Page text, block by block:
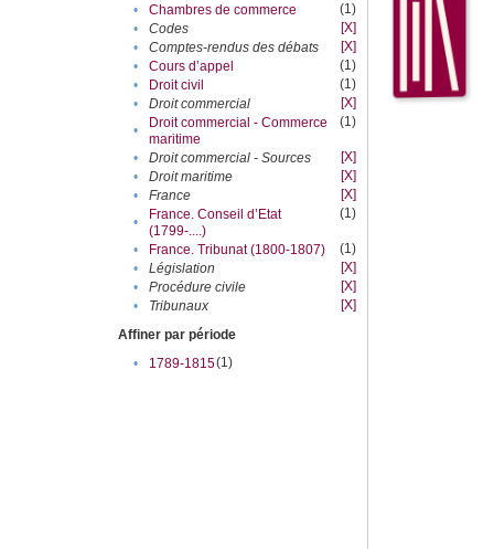
•
Chambres de commerce
(1)
•
Codes
[X]
•
Comptes-rendus des débats
[X]
•
Cours d’appel
(1)
•
Droit civil
(1)
•
Droit commercial
[X]
•
Droit commercial - Commerce
maritime
(1)
• Droit commercial - Sources
[X]
•
Droit maritime
[X]
•
France
[X]
•
France. Conseil d’Etat
(1799-....)
(1)
• France. Tribunat (1800-1807)
(1)
•
Législation
[X]
•
Procédure civile
[X]
•
Tribunaux
[X]
Affiner par période
•
1789-1815(1)